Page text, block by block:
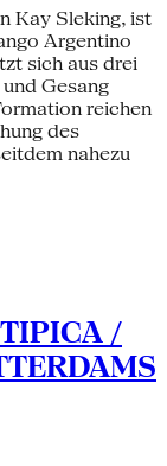
Kay Sleking, ist
Argentino
sich aus drei
Gesang
reichen
des
nahezu
TIPICA /